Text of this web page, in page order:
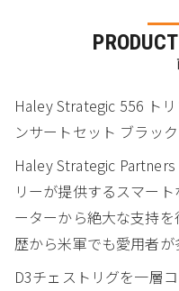
Haley Strategic 556 ト
ンサートセット ブラック
Haley Strategic
リーが提供するスマー
ーターから絶大な支持
歴から米軍でも愛用者が
D3チェストリグを一層